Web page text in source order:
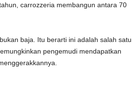
carrozzeria membangun antara 70
baja. Itu berarti ini adalah salah satu
pengemudi mendapatkan